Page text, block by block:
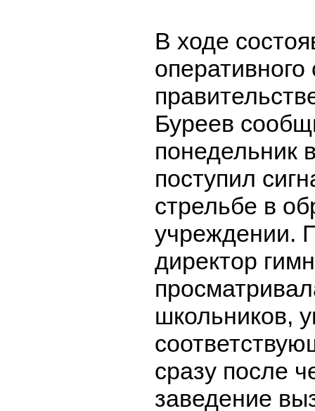
В ходе
Буреев
понедельник
поступил
стрельбе в
учреждении.
директор
школьников,
сразу после
заведение